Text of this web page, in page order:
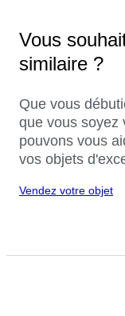
Vous
similaire ?
Que vous
que vous soyez
pouvons vous
vos objets
Vendez votre objet